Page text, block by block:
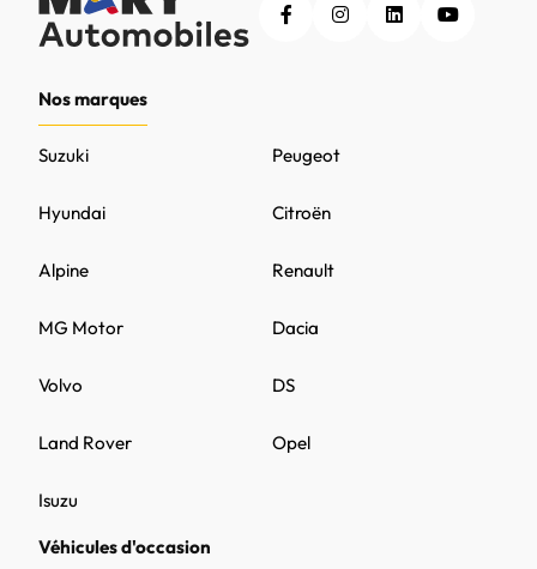
Nos marques
Peugeot
DS
MG Motor
Citroën
Opel
Volvo
Renault
Hyundai
Land Rover
Dacia
Alpine
Isuzu
Suzuki
Véhicules d'occasion